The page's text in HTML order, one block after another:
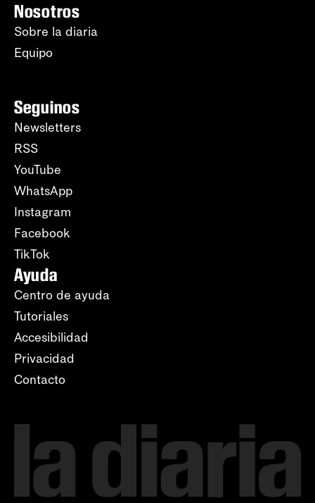
Nosotros
Sobre la diaria
Equipo
Seguinos
Newsletters
RSS
YouTube
WhatsApp
Instagram
Facebook
TikTok
Ayuda
Centro de ayuda
Tutoriales
Accesibilidad
Privacidad
Contacto